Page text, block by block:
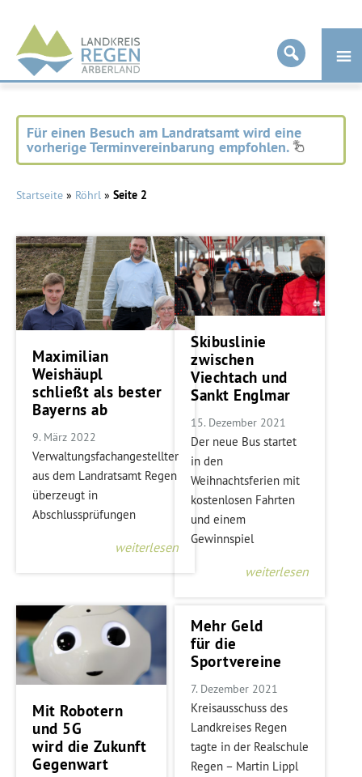
Landkreis
Regen
Für einen Besuch am Landratsamt wird eine
vorherige Terminvereinbarung empfohlen.
Startseite » Röhrl » Seite 2
Maximilian
Weishäupl
schließt als bester
Bayerns ab
9. März 2022
Verwaltungsfachangestellter
aus dem Landratsamt Regen
überzeugt in
Abschlussprüfungen
weiterlesen
Skibuslinie
zwischen
Viechtach und
Sankt Englmar
15. Dezember 2021
Der neue Bus startet
in den
Weihnachtsferien mit
kostenlosen Fahrten
und einem
Gewinnspiel
weiterlesen
Mit Robotern
und 5G
wird die Zukunft
Gegenwart
Mehr Geld
für die
Sportvereine
7. Dezember 2021
Kreisausschuss des
Landkreises Regen
tagte in der Realschule
Regen – Martin Lippl